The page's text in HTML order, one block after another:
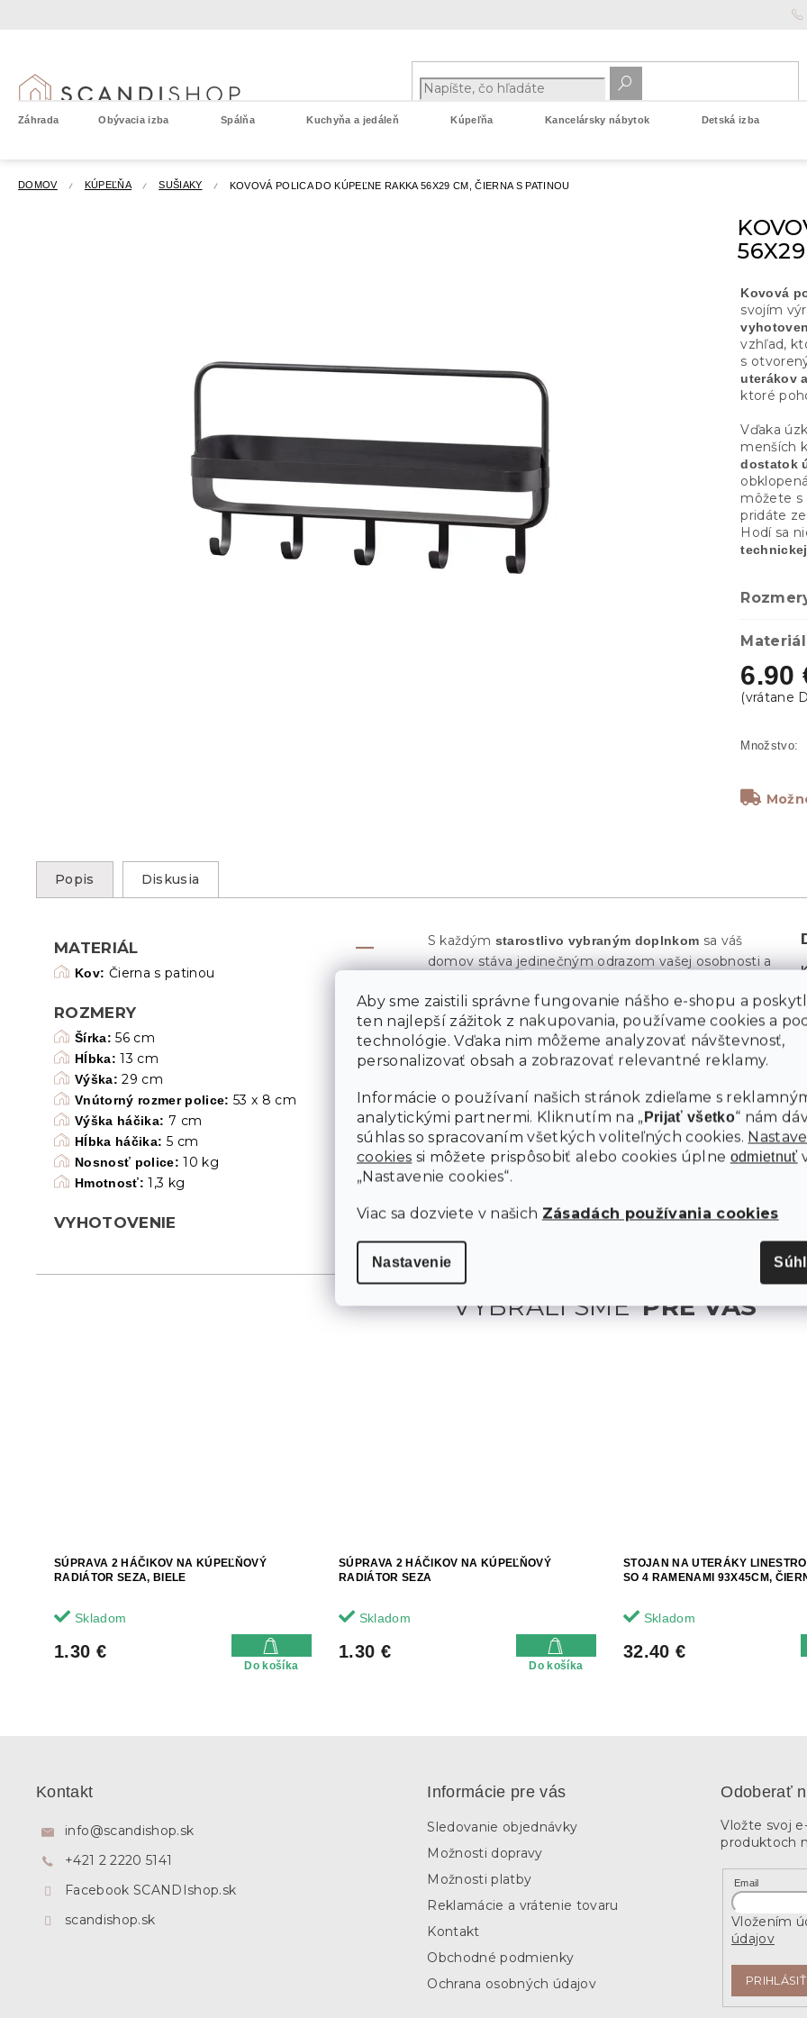
Aby sme zaistili správne fungovanie nášho e-shopu a
ten najlepší zážitok z nakupovania, používame cookies a
technológie. Vďaka nim môžeme analyzovať návštevnosť,
personalizovať obsah a zobrazovať relevantné reklamy.
Informácie o používaní našich stránok zdieľame s
analytickými partnermi. Kliknutím na „ Prijať všetko“ nám
súhlas so spracovaním všetkých voliteľných cookies.
cookies si môžete prispôsobiť alebo cookies úplne odmietnuť
„Nastavenie cookies“.
Viac sa dozviete v našich Zásadách používania cookies
Nastavenie
Záhrada Obývacia izba Spálňa Kuchyňa a jedáleň Kúpeľňa Kancelársky nábytok Detská izba
DOMOV KÚPEĽŇA SUŠIAKY KOVOVÁ POLICA DO KÚPEĽNE RAKKA 56X29 CM, ČIERNA S PATINOU
6.90
Kovová
svojím
vzhľad,
s
uterákov
ktoré
Vďaka
menších
dostatok
môžete s
pridáte
Hodí sa
SÚPRAVA 2 HÁČIKOV NA KÚPEĽŇOVÝ
RADIÁTOR SEZA, BIELE
Skladom
1.30 €
Do košíka
SÚPRAVA 2 HÁČIKOV NA KÚPEĽŇOVÝ
RADIÁTOR SEZA
Skladom
1.30 €
Do košíka
STOJAN NA UTERÁKY
SO 4 RAMENAMI 93X45CM,
Skladom
32.40 €
Popis Diskusia
MATERIÁL
Kov: Čierna s patinou
ROZMERY
Šírka: 56 cm
Hĺbka: 13 cm
Výška: 29 cm
Vnútorný rozmer police: 53 x 8 cm
Výška háčika: 7 cm
Hĺbka háčika: 5 cm
Nosnosť police: 10 kg
Hmotnosť: 1,3 kg
VYHOTOVENIE
S každým starostlivo vybraným doplnkom sa váš
domov stáva jedinečným odrazom vašej osobnosti a
históriou, polica plná obľúbených kníh, alebo rastliny
prinášajúce nádych prírody,dodáva priestoru
charakter a hĺbku. Tým, ako svoj domov postupne
zapĺňate osobitými prvkami, vzniká miesto, ktoré je
Takýto priestor vám pripomína radosti každodenného
života, ale tiež vás dokáže upokojiť a dodať energiu.
Každý kúsok má tu svoje miesto aj zmysel –
dohromady tvorí harmóniu, v ktorej
sa budete cítiť
Kontakt
info@scandishop.sk
+421 2 2220 5141
Facebook SCANDIshop.sk
scandishop.sk
Informácie pre vás
Sledovanie objednávky
Možnosti dopravy
Možnosti platby
Reklamácie a vrátenie tovaru
Kontakt
Obchodné podmienky
Ochrana osobných údajov
Odoberať
Vložte svoj
produktoch
Email
Vložením
údajov